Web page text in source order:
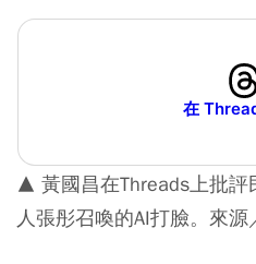
在
▲ 黃國昌在Threads上批
人張彤召喚的AI打臉。來